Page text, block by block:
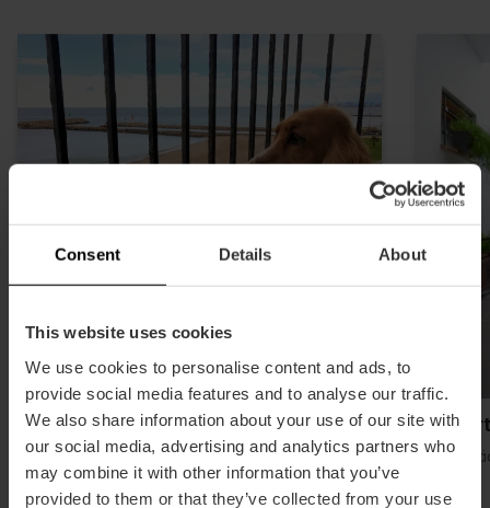
Consent Details About
This website uses cookies
We use cookies to personalise content and ads, to
provide social media features and to analyse our traffic.
We also share information about your use of our site with
our social media, advertising and analytics partners who
may combine it with other information that you’ve
provided to them or that they’ve collected from your use
Sea You Apartamentos Valencia
Port Saplaya
Seestädte und Strände